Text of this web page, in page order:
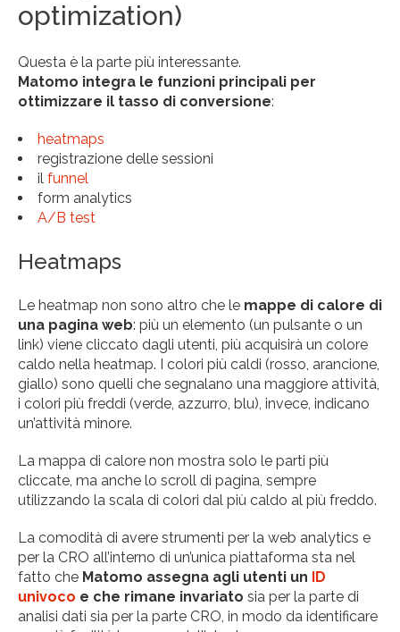
optimization)
Questa è la parte più interessante.
Matomo integra le funzioni principali per
ottimizzare il tasso di conversione:
heatmaps
registrazione delle sessioni
il funnel
form analytics
A/B test
Heatmaps
Le heatmap non sono altro che le mappe di calore di
una pagina web: più un elemento (un pulsante o un
link) viene cliccato dagli utenti, più acquisirà un colore
caldo nella heatmap. I colori più caldi (rosso, arancione,
giallo) sono quelli che segnalano una maggiore attività,
i colori più freddi (verde, azzurro, blu), invece, indicano
un’attività minore.
La mappa di calore non mostra solo le parti più
cliccate, ma anche lo scroll di pagina, sempre
utilizzando la scala di colori dal più caldo al più freddo.
La comodità di avere strumenti per la web analytics e
per la CRO all’interno di un’unica piattaforma sta nel
fatto che Matomo assegna agli utenti un
ID
univoco e che rimane invariato sia per la parte di
analisi dati sia per la parte CRO, in modo da identificare